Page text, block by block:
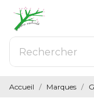
Accueil Marques